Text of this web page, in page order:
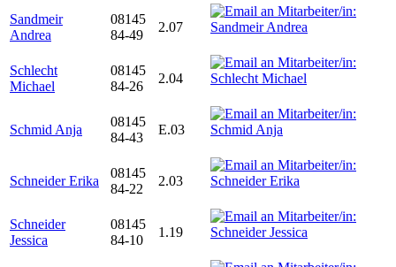
Sandmeir
Andrea
08145
84-49
2.07
Schlecht
Michael
08145
84-26
2.04
Schmid Anja
08145
84-43
E.03
Schneider Erika
08145
84-22
2.03
Schneider
Jessica
08145
84-10
1.19